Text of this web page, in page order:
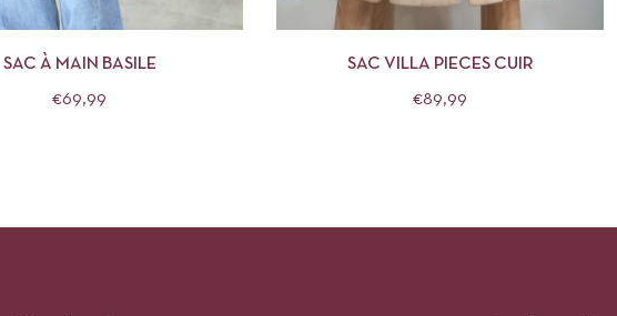
APERÇU AJOUTER AU PANIER
SAC À MAIN BASILE
€69,99
APERÇU AJOUTER AU PANIER
SAC VILLA PIECES CUIR
€89,99